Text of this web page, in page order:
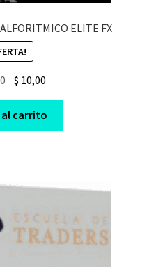
ELITE FX
Original
was:
$ 249,00.
$ 10,00
is:
$ 10,00.
al carrito